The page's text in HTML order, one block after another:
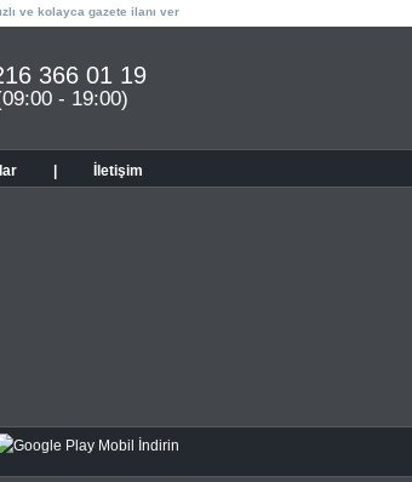
ve kolayca gazete ilanı ver
366 01 19
- 19:00)
İletişim